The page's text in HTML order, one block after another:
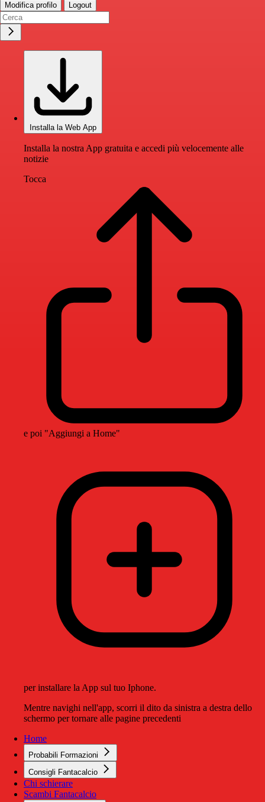
Modifica profilo Logout
Installa la Web App
Installa la nostra App gratuita e accedi più velocemente alle
notizie
Tocca
e poi "Aggiungi a Home"
per installare la App sul tuo Iphone.
Mentre navighi nell'app, scorri il dito da sinistra a destra dello
schermo per tornare alle pagine precedenti
Home
Probabili Formazioni
Consigli Fantacalcio
Chi schierare
Scambi Fantacalcio